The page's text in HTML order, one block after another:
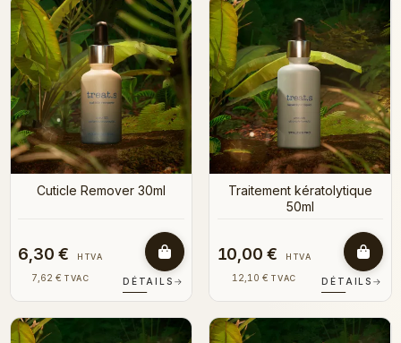
Cuticle Remover 30ml
6,30 € HTVA
7,62 € TVAC DÉTAILS →
Traitement kératolytique
50ml
10,00 € HTVA
12,10 € TVAC DÉTAILS →